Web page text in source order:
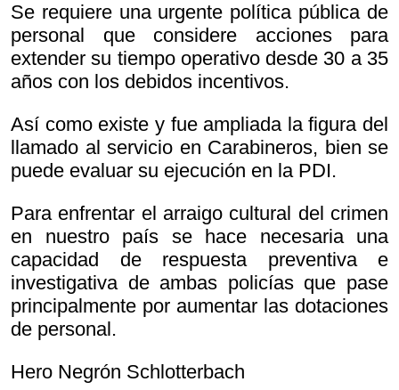
Se requiere una urgente política pública de
personal que considere acciones para
extender su tiempo operativo desde 30 a 35
años con los debidos incentivos.
Así como existe y fue ampliada la figura del
llamado al servicio en Carabineros, bien se
puede evaluar su ejecución en la PDI.
Para enfrentar el arraigo cultural del crimen
en nuestro país se hace necesaria una
capacidad de respuesta preventiva e
investigativa de ambas policías que pase
principalmente por aumentar las dotaciones
de personal.
Hero Negrón Schlotterbach